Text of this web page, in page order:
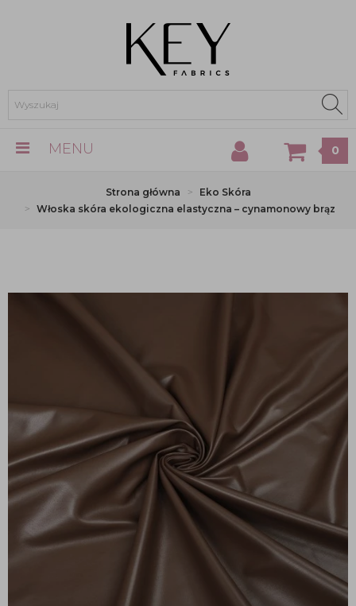
MENU 0
Strona główna
Eko Skóra
Włoska skóra ekologiczna elastyczna – cynamonowy brąz